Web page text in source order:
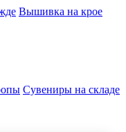
Вышивка на крое
Сувениры на складе